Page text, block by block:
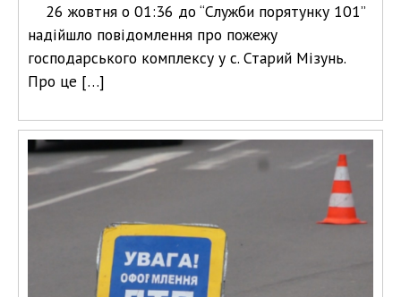
26 жовтня о 01:36 до “Служби порятунку 101”
надійшло повідомлення про пожежу
господарського комплексу у с. Старий Мізунь.
Про це […]